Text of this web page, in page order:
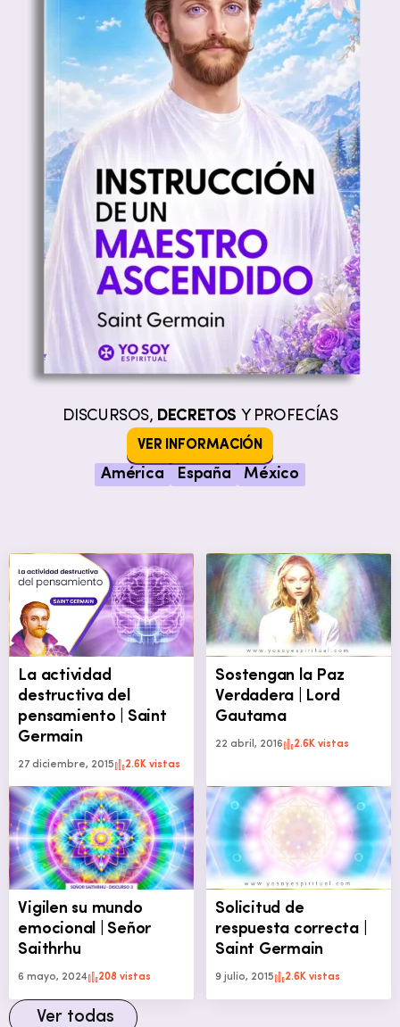
DISCURSOS, DECRETOS Y PROFECÍAS
VER INFORMACIÓN
América España México
La actividad
destructiva del
pensamiento | Saint
Germain
27 diciembre, 2015 2.6K vistas
Sostengan la Paz
Verdadera | Lord
Gautama
22 abril, 2016 2.6K vistas
Vigilen su mundo
emocional | Señor
Saithrhu
6 mayo, 2024 208 vistas
Solicitud de
respuesta correcta |
Saint Germain
9 julio, 2015 2.6K vistas
Ver todas